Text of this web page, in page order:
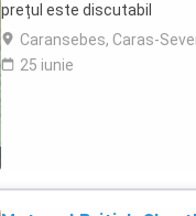
prețul este discutabil
Caransebes, Caras-
25 iunie